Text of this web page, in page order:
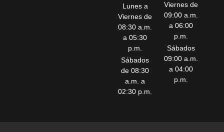
Lunes a
Viernes de
08:30 a.m.
a 05:30
p.m.
Sábados
de 08:30
a.m. a
02:30 p.m.
Viernes de
09:00 a.m.
a 06:00
p.m.
Sábados
09:00 a.m.
a 04:00
p.m.